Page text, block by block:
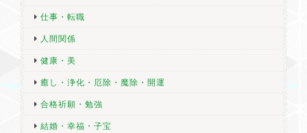
仕事・転職
人間関係
健康・美
癒し・浄化・厄除・魔除・開運
合格祈願・勉強
結婚・幸福・子宝